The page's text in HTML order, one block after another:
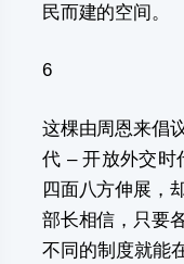
民而建的空间。
6
这棵由周恩来倡
代 – 开放外交时
四面八方伸展，
部长相信，只要
不同的制度就能